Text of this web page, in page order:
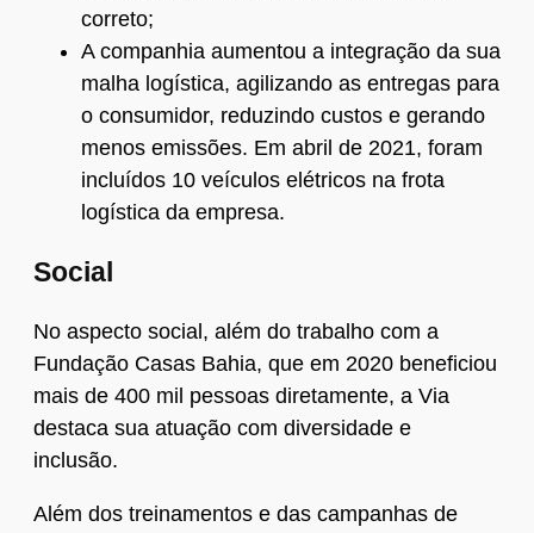
correto;
A companhia aumentou a integração da sua
malha logística, agilizando as entregas para
o consumidor, reduzindo custos e gerando
menos emissões. Em abril de 2021, foram
incluídos 10 veículos elétricos na frota
logística da empresa.
Social
No aspecto social, além do trabalho com a
Fundação Casas Bahia, que em 2020 beneficiou
mais de 400 mil pessoas diretamente, a Via
destaca sua atuação com diversidade e
inclusão.
Além dos treinamentos e das campanhas de